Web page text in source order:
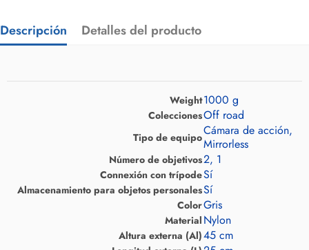
Descripción Detalles del producto
Weight1000 g
ColeccionesOff road
Tipo de equipoCámara de acción,
Mirrorless
Número de objetivos2, 1
Connexión con trípodeSí
Almacenamiento para objetos personalesSí
ColorGris
Material Nylon
Altura externa (Al)45 cm